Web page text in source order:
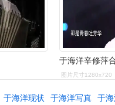
图片尺寸1280x720
于海洋现状 于海洋写真 于